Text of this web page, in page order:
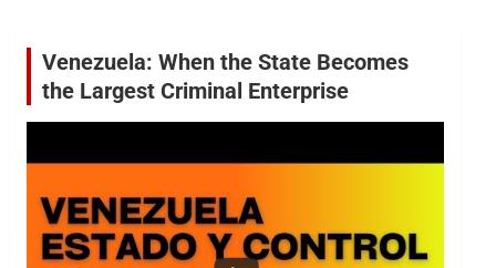
Venezuela: When the State Becomes
the Largest Criminal Enterprise